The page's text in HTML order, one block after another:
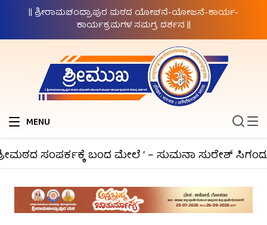
|| ಶ್ರೀರಾಮಚಂದ್ರಾಪುರ ಮಠದ ಯೋಚನೆ-ಯೋಜನೆ-ಕಾರ್ಯ-
ಕಾರ್ಯಕ್ರಮಗಳ ಸಮಗ್ರ ದರ್ಶನ ||
MENU
ಸಂಪರ್ಕಕ್ಕೆ ಬಂದ ಮೇಲೆ ‘ – ಸುಮನಾ ಸುರೇಶ್